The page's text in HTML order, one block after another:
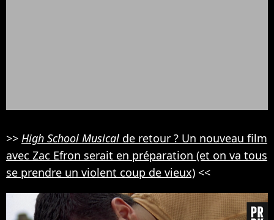
>> High School Musical de retour ? Un nouveau film
avec Zac Efron serait en préparation (et on va tous
se prendre un violent coup de vieux) <<